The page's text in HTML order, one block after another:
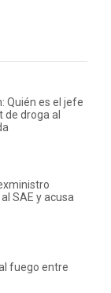
Quién es el jefe
droga al
SAE y acusa
fuego entre